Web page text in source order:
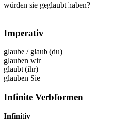
würden sie geglaubt haben?
Imperativ
glaube / glaub (du)
glauben wir
glaubt (ihr)
glauben Sie
Infinite Verbformen
Infinitiv